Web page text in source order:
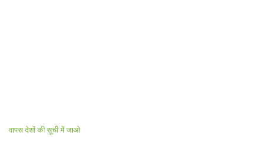
वापस देशों की सूची में जाओ